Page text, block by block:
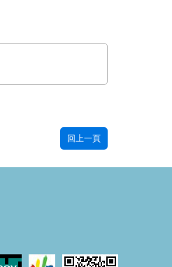
回上一頁